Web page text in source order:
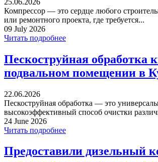
Компрессор — это сердце любого
или ремонтного проекта, где требуется...
09 July 2026
Читать подробнее
Пескоструйная обработка
подвальном помещении в
22.06.2026
Пескоструйная обработка — это
высокоэффективный способ очистки
24 June 2026
Читать подробнее
Предоставили дизельный